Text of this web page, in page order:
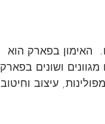
האימון בפארק הוא
ושונים בפארק
עיצוב וחיטוב